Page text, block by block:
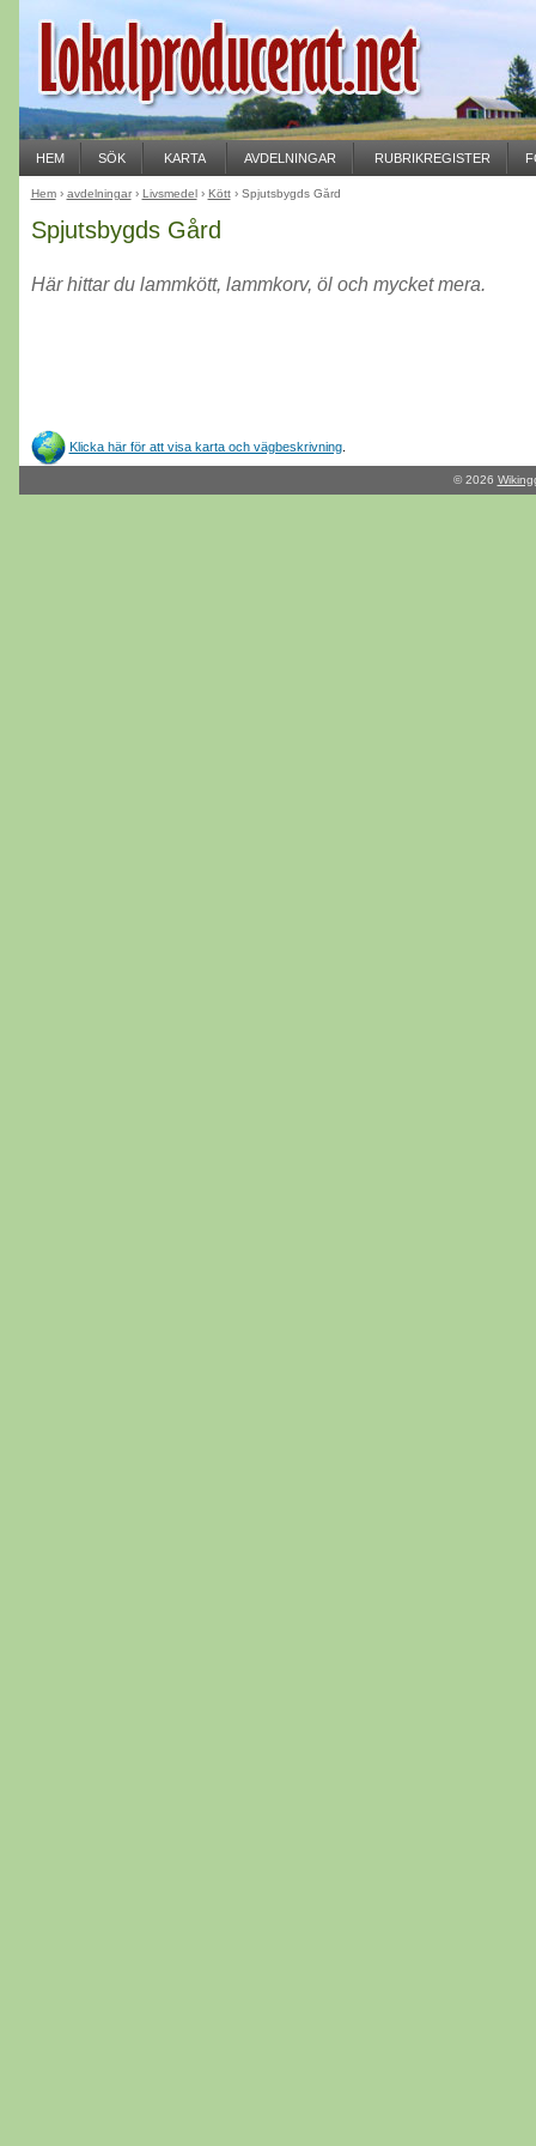
Spjutsbygds Gård
Här hittar du lammkött, lammkorv, öl och mycket mera.
Klicka här för att visa karta och vägbeskrivning.
Hem› avdelningar› Livsmedel› Kött› Spjutsbygds Gård
© 2026
HEM SÖK KARTA AVDELNINGAR RUBRIKREGISTER